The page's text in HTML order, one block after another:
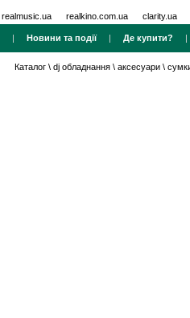
realmusic.ua realkino.com.ua clarity.ua
| Новини та події| Де купити?
Каталог \ dj обладнання \ аксесуари \